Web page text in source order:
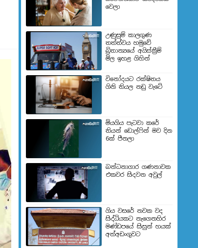
වෙලා
උණුසුම් කාලගුණ
තත්ත්වය හමුවේ
බ්‍රිතාන්‍යයේ අයිස්ක්‍රීම්
මිල ඉහළ ගිහින්
විනෝදයට රක්ෂිතය
ගිනි තියල නඩු වැටේ
මියගිය පැටවා කරේ
තියන් ඩොල්ෆින් මව දින
6ක් පීනලා
බන්ධනාගාර ගණනාවක
එකවර සිදවන අවුල්
ගිය වසරේ නවක වද
සිද්ධියකට නැගෙනහිර
මණ්ඩපයේ සිසුන් හයක්
අත්අඩංගුවට